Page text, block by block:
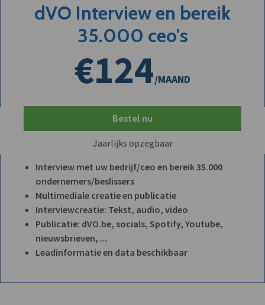
dVO Interview en bereik
35.000 ceo's
€124/MAAND
Bestel nu
Jaarlijks opzegbaar
Interview met uw bedrijf/ceo en bereik 35.000
ondernemers/beslissers
Multimediale creatie en publicatie
Interviewcreatie: Tekst, audio, video
Publicatie: dVO.be, socials, Spotify, Youtube,
nieuwsbrieven, ...
Leadinformatie en data beschikbaar